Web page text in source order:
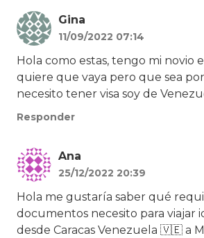
Gina
11/09/2022 07:14
Hola como estas, tengo mi novio
quiere que vaya pero que sea
necesito tener visa soy de
Responder
Ana
25/12/2022 20:39
Hola me gustaría saber qué
documentos necesito para viajar
desde Caracas Venezuela 🇻🇪 a